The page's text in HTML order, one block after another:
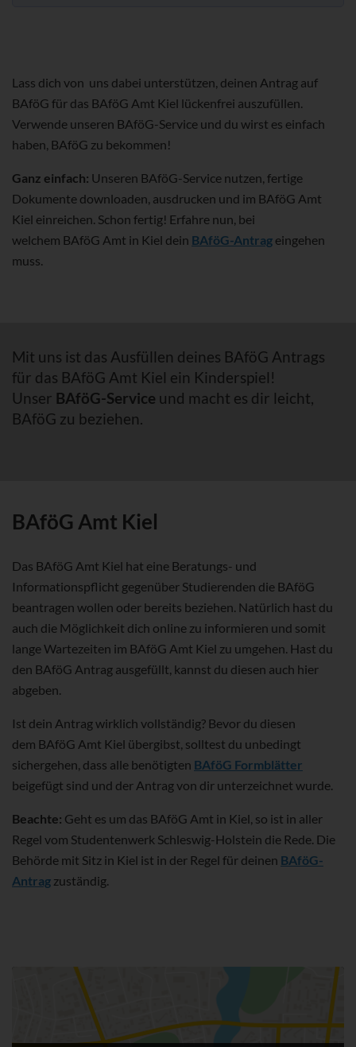
Lass dich von uns dabei unterstützen, deinen Antrag auf
BAföG für das BAföG Amt Kiel lückenfrei auszufüllen.
Verwende unseren BAföG-Service und du wirst es einfach
haben, BAföG zu bekommen!
Ganz einfach: Unseren BAföG-Service nutzen, fertige
Dokumente downloaden, ausdrucken und im BAföG Amt
Kiel einreichen. Schon fertig! Erfahre nun, bei
welchem BAföG Amt in Kiel dein BAföG-Antrag eingehen
muss.
Mit uns ist das Ausfüllen deines BAföG Antrags
für das BAföG Amt Kiel ein Kinderspiel!
Unser BAföG-Service und macht es dir leicht,
BAföG zu beziehen.
BAföG Amt Kiel
Das BAföG Amt Kiel hat eine Beratungs- und
Informationspflicht gegenüber Studierenden die BAföG
beantragen wollen oder bereits beziehen. Natürlich hast du
auch die Möglichkeit dich online zu informieren und somit
lange Wartezeiten im BAföG Amt Kiel zu umgehen. Hast du
den BAföG Antrag ausgefüllt, kannst du diesen auch hier
abgeben.
Ist dein Antrag wirklich vollständig? Bevor du diesen
dem BAföG Amt Kiel übergibst, solltest du unbedingt
sichergehen, dass alle benötigten BAföG Formblätter
beigefügt sind und der Antrag von dir unterzeichnet wurde.
Beachte: Geht es um das BAföG Amt in Kiel, so ist in aller
Regel vom Studentenwerk Schleswig-Holstein die Rede. Die
Behörde mit Sitz in Kiel ist in der Regel für deinen BAföG-
Antrag zuständig.